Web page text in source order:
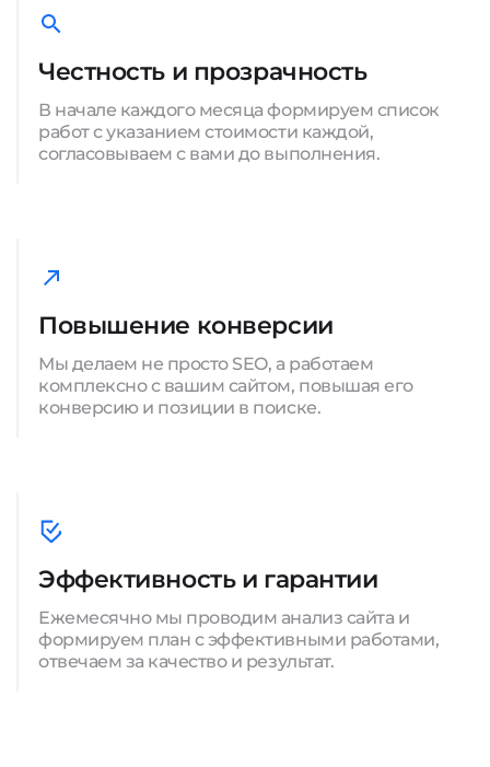
Честность и прозрачность
В начале каждого месяца формируем список
работ с указанием стоимости каждой,
согласовываем с вами до выполнения.
Повышение конверсии
Мы делаем не просто SEO, а работаем
комплексно с вашим сайтом, повышая его
конверсию и позиции в поиске.
Эффективность и гарантии
Ежемесячно мы проводим анализ сайта и
формируем план с эффективными работами,
отвечаем за качество и результат.